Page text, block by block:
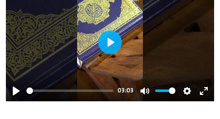
Play
03:03
Mute Settings
Play